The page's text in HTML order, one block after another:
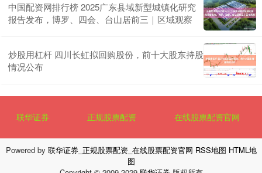
中国配资网排行榜 2025广东县域新型城镇化研究
报告发布，博罗、四会、台山居前三｜区域观察
炒股用杠杆 四川长虹拟回购股份，前十大股东持股
情况公布
联华证券 正规股票配资 在线股票配资官网
Powered by 联华证券_正规股票配资_在线股票配资官网 RSS地图 HTML地
图